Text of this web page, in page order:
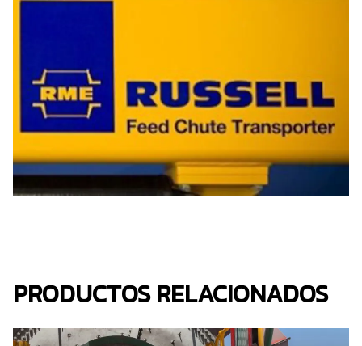
PRODUCTOS RELACIONADOS